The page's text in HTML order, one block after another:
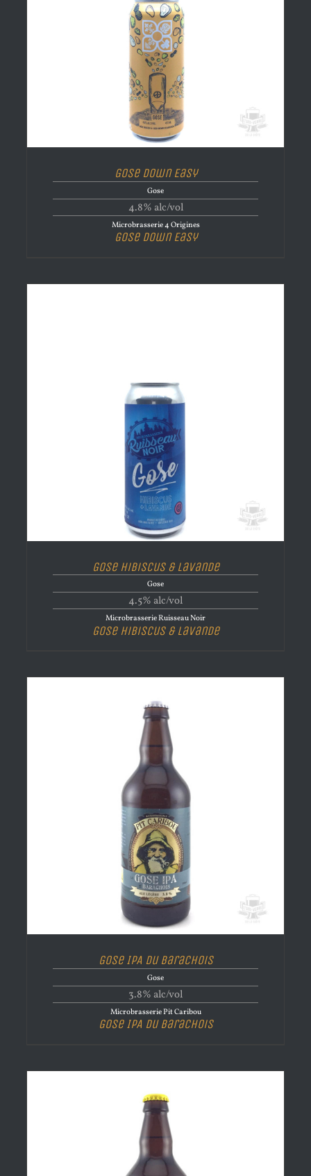
Gose Down Easy
Gose
4.8% alc/vol
Microbrasserie 4 Origines
Gose Down Easy
Gose Hibiscus & Lavande
Gose
4.5% alc/vol
Microbrasserie Ruisseau Noir
Gose Hibiscus & Lavande
Gose IPA du Barachois
Gose
3.8% alc/vol
Microbrasserie Pit Caribou
Gose IPA du Barachois